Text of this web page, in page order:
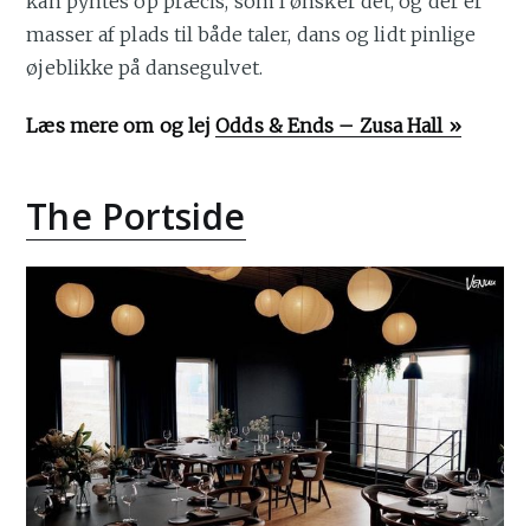
masser af plads til både taler, dans og lidt pinlige
øjeblikke på dansegulvet.
Læs mere om og lejOdds & Ends – Zusa Hall »
The Portside